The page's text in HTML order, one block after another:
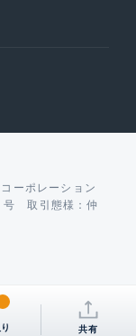
ーポレーション
号 取引態様：仲
共有